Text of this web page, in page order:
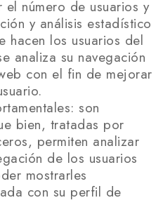
el número de usuarios y
y análisis estadístico
hacen los usuarios del
analiza su navegación
con el fin de mejorar
son
bien, tratadas por
permiten analizar
de los usuarios
mostrarles
con su perfil de